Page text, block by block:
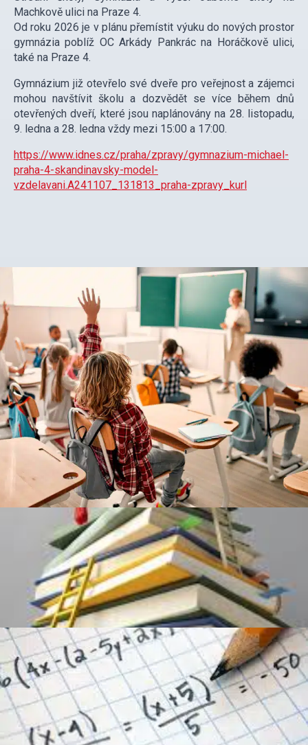
Machkově ulici na Praze 4.
Od roku 2026 je v plánu přemístit výuku do nových prostor
gymnázia poblíž OC Arkády Pankrác na Horáčkově ulici,
také na Praze 4.
Gymnázium již otevřelo své dveře pro veřejnost a zájemci
mohou navštívit školu a dozvědět se více během dnů
otevřených dveří, které jsou naplánovány na 28. listopadu,
9. ledna a 28. ledna vždy mezi 15:00 a 17:00.
https://www.idnes.cz/praha/zpravy/gymnazium-michael-
praha-4-skandinavsky-model-
vzdelavani.A241107_131813_praha-zpravy_kurl